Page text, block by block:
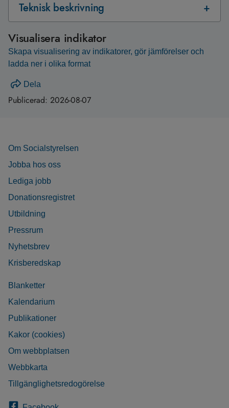
Teknisk beskrivning
Visualisera indikator
Skapa visualisering av indikatorer, gör jämförelser och
ladda ner i olika format
Dela
Publicerad: 2026-08-07
Om Socialstyrelsen
Jobba hos oss
Lediga jobb
Donationsregistret
Utbildning
Pressrum
Nyhetsbrev
Krisberedskap
Blanketter
Kalendarium
Publikationer
Kakor (cookies)
Om webbplatsen
Webbkarta
Tillgänglighetsredogörelse